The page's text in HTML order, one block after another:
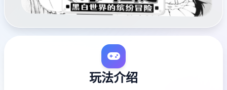
玩法介绍